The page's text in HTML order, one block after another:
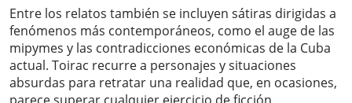
Entre los relatos también se incluyen sátiras dirigidas a
fenómenos más contemporáneos, como el auge de las
mipymes y las contradicciones económicas de la Cuba
actual. Toirac recurre a personajes y situaciones
absurdas para retratar una realidad que, en ocasiones,